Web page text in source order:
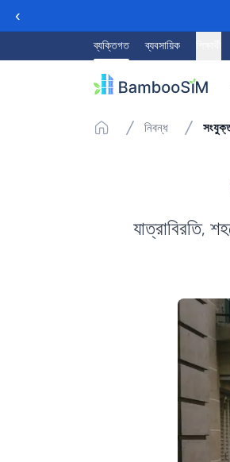
‹
ব্যক্তিগত ব্যবসায়িক
নিবন্ধ
যাত্রাবিরতি,